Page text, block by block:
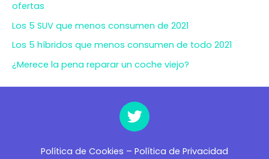
ofertas
Los 5 SUV que menos consumen de 2021
Los 5 híbridos que menos consumen de todo 2021
¿Merece la pena reparar un coche viejo?
Política de Cookies – Política de Privacidad